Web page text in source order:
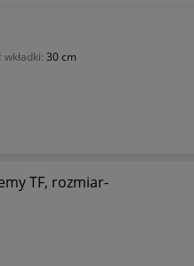
wkładki: 30 cm
TF, rozmiar-